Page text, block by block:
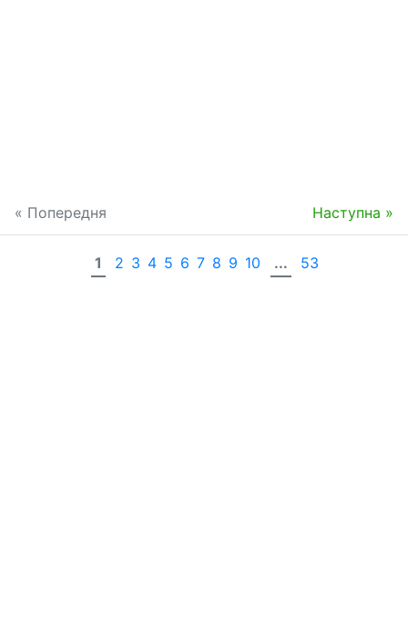
« Попередня Наступна »
1 2 3 4 5 6 7 8 9 10 ... 53